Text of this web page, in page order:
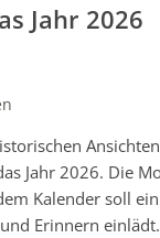
Jahr 2026
Jahr 2026. Die
Kalender soll
Erinnern einlädt.